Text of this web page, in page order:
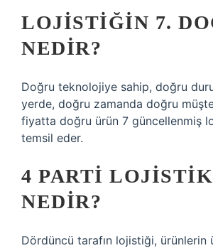
LOJISTIĞIN 7.
NEDIR?
Doğru teknolojiye sahip, doğru
yerde, doğru zamanda doğru
fiyatta doğru ürün 7 güncellenmiş
temsil eder.
4 PARTI LOJISTIK
NEDIR?
Dördüncü tarafın lojistiği, ürünlerin